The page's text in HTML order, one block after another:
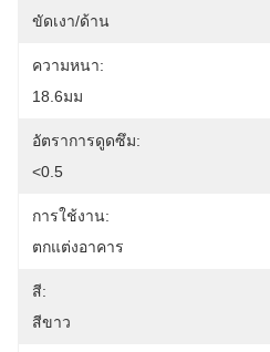
ขัดเงา/ด้าน
ความหนา:
18.6มม
อัตราการดูดซึม:
<0.5
การใช้งาน:
ตกแต่งอาคาร
สี:
สีขาว